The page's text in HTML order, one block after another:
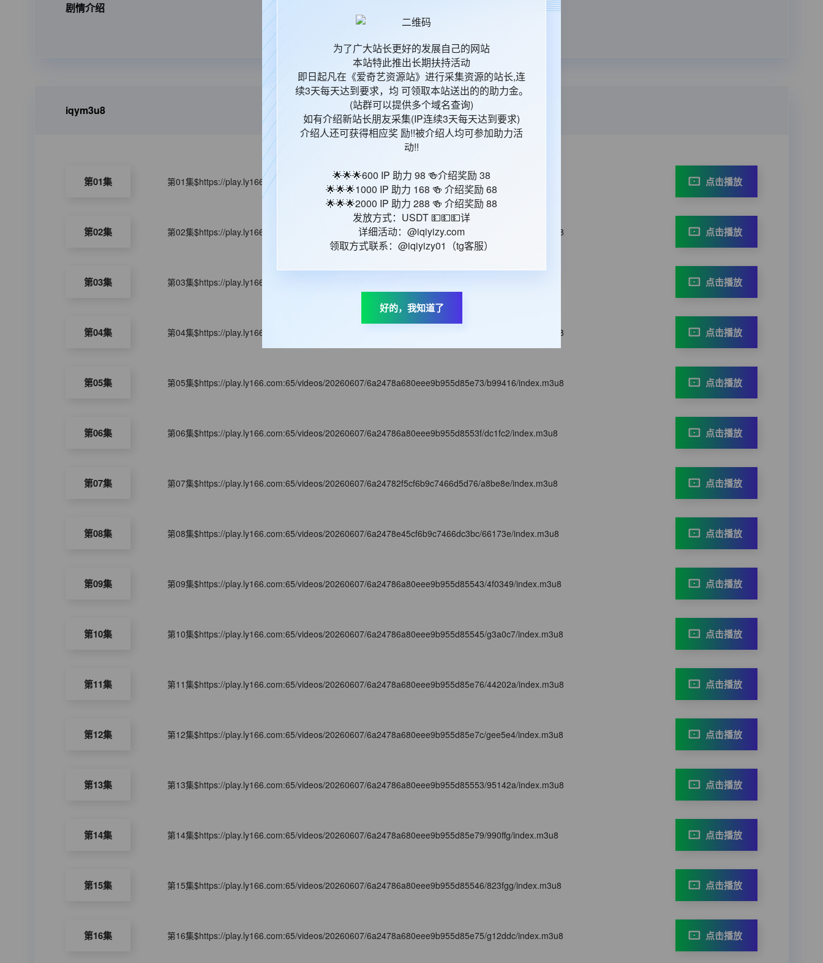
剧情介绍
iqym3u8
第01集 第01集$https://play.ly166.com:65/videos/20260607/6a2478a680eee9b955d85e6f/cab2ea/index.m3u8 点击播放
第02集 第02集$https://play.ly166.com:65/videos/20260607/6a2478a680eee9b955d85e7e/775g75/index.m3u8 点击播放
第03集 第03集$https://play.ly166.com:65/videos/20260607/6a2478a680eee9b955d85e7d/9fa122/index.m3u8 点击播放
第04集 第04集$https://play.ly166.com:65/videos/20260607/6a24786a80eee9b955d85540/4b0ebb/index.m3u8 点击播放
第05集 第05集$https://play.ly166.com:65/videos/20260607/6a2478a680eee9b955d85e73/b99416/index.m3u8 点击播放
第06集 第06集$https://play.ly166.com:65/videos/20260607/6a24786a80eee9b955d8553f/dc1fc2/index.m3u8 点击播放
第07集 第07集$https://play.ly166.com:65/videos/20260607/6a24782f5cf6b9c7466d5d76/a8be8e/index.m3u8 点击播放
第08集 第08集$https://play.ly166.com:65/videos/20260607/6a2478e45cf6b9c7466dc3bc/66173e/index.m3u8 点击播放
第09集 第09集$https://play.ly166.com:65/videos/20260607/6a24786a80eee9b955d85543/4f0349/index.m3u8 点击播放
第10集 第10集$https://play.ly166.com:65/videos/20260607/6a24786a80eee9b955d85545/g3a0c7/index.m3u8 点击播放
第11集 第11集$https://play.ly166.com:65/videos/20260607/6a2478a680eee9b955d85e76/44202a/index.m3u8 点击播放
第12集 第12集$https://play.ly166.com:65/videos/20260607/6a2478a680eee9b955d85e7c/gee5e4/index.m3u8 点击播放
第13集 第13集$https://play.ly166.com:65/videos/20260607/6a24786a80eee9b955d85553/95142a/index.m3u8 点击播放
第14集 第14集$https://play.ly166.com:65/videos/20260607/6a2478a680eee9b955d85e79/990ffg/index.m3u8 点击播放
第15集 第15集$https://play.ly166.com:65/videos/20260607/6a24786a80eee9b955d85546/823fgg/index.m3u8 点击播放
第16集 第16集$https://play.ly166.com:65/videos/20260607/6a2478a680eee9b955d85e75/g12ddc/index.m3u8 点击播放
为了广大站长更好的发展自己的网站
本站特此推出长期扶持活动
即日起凡在《爱奇艺资源站》进行采集资源的站长,连
续3天每天达到要求，均 可领取本站送出的的助力金。
(站群可以提供多个域名查询)
如有介绍新站长朋友采集(IP连续3天每天达到要求)
介绍人还可获得相应奖 励!!被介绍人均可参加助力活
动!!
🌟🌟🌟600 IP 助力 98 🍻介绍奖励 38
🌟🌟🌟1000 IP 助力 168 🍻 介绍奖励 68
🌟🌟🌟2000 IP 助力 288 🍻 介绍奖励 88
发放方式：USDT 💵💵💵详
详细活动：@iqiyizy.com
领取方式联系：@iqiyizy01（tg客服）
好的，我知道了